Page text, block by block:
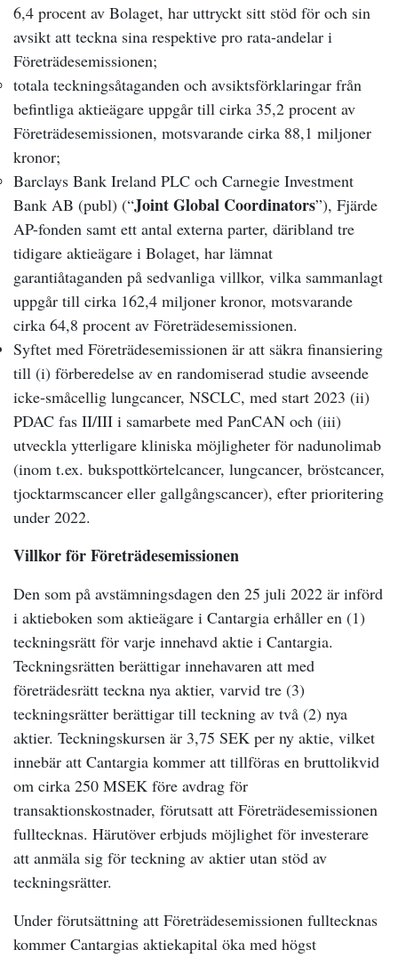
6,4 procent av Bolaget, har uttryckt sitt stöd för och sin
avsikt att teckna sina respektive pro rata-andelar i
Företrädesemissionen;
totala teckningsåtaganden och avsiktsförklaringar från
befintliga aktieägare uppgår till cirka 35,2 procent av
Företrädesemissionen, motsvarande cirka 88,1 miljoner
kronor;
Barclays Bank Ireland PLC och Carnegie Investment
Bank AB (publ) (“Joint Global Coordinators”), Fjärde
AP-fonden samt ett antal externa parter, däribland tre
tidigare aktieägare i Bolaget, har lämnat
garantiåtaganden på sedvanliga villkor, vilka sammanlagt
uppgår till cirka 162,4 miljoner kronor, motsvarande
cirka 64,8 procent av Företrädesemissionen.
Syftet med Företrädesemissionen är att säkra finansiering
till (i) förberedelse av en randomiserad studie avseende
icke-småcellig lungcancer, NSCLC, med start 2023 (ii)
PDAC fas II/III i samarbete med PanCAN och (iii)
utveckla ytterligare kliniska möjligheter för nadunolimab
(inom t.ex. bukspottkörtelcancer, lungcancer, bröstcancer,
tjocktarmscancer eller gallgångscancer), efter prioritering
under 2022.
Villkor för Företrädesemissionen
Den som på avstämningsdagen den 25 juli 2022 är införd
i aktieboken som aktieägare i Cantargia erhåller en (1)
teckningsrätt för varje innehavd aktie i Cantargia.
Teckningsrätten berättigar innehavaren att med
företrädesrätt teckna nya aktier, varvid tre (3)
teckningsrätter berättigar till teckning av två (2) nya
aktier. Teckningskursen är 3,75 SEK per ny aktie, vilket
innebär att Cantargia kommer att tillföras en bruttolikvid
om cirka 250 MSEK före avdrag för
transaktionskostnader, förutsatt att Företrädesemissionen
fulltecknas. Härutöver erbjuds möjlighet för investerare
att anmäla sig för teckning av aktier utan stöd av
teckningsrätter.
Under förutsättning att Företrädesemissionen fulltecknas
kommer Cantargias aktiekapital öka med högst